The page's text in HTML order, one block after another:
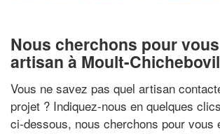
Nous cherchons pour
artisan à Moult-
Vous ne savez pas quel artisan
projet ? Indiquez-nous en quelques
ci-dessous, nous cherchons pour vous